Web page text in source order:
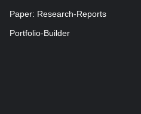
Paper: Research-Reports
Portfolio-Builder